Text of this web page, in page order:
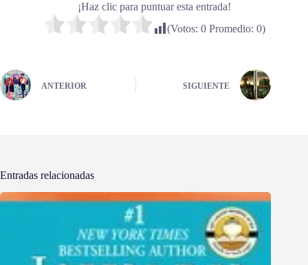
¡Haz clic para puntuar esta entrada!
(Votos: 0Promedio: 0)
ANTERIOR SIGUIENTE
Entradas relacionadas